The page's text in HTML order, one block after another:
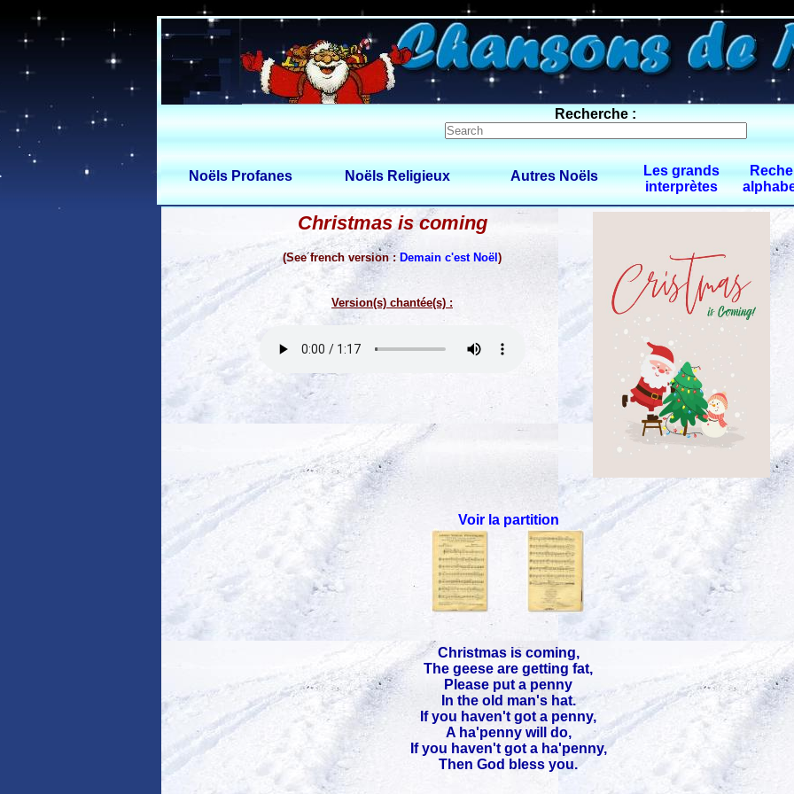
0 $limitbot 1 $limittot 2
Recherche :
Noëls Profanes Noëls Religieux Autres Noëls
Les grands
interprètes
Christmas is coming
(See french version : Demain c'est Noël )
Version(s) chantée(s) :
Voir la partition
Christmas is coming,
The geese are getting fat,
Please put a penny
In the old man's hat.
If you haven't got a penny,
A ha'penny will do,
If you haven't got a ha'penny,
Then God bless you.